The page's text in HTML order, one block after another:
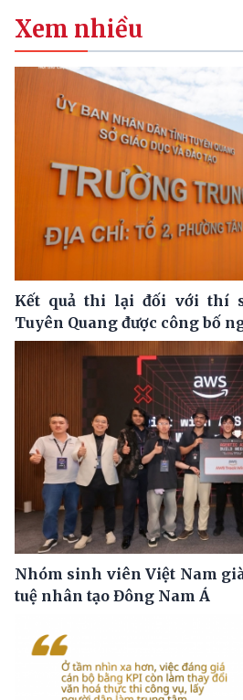
Xem nhiều
Kết quả thi lại đối với thí
Tuyên Quang được công bố
Nhóm sinh viên Việt Nam
tuệ nhân tạo Đông Nam Á